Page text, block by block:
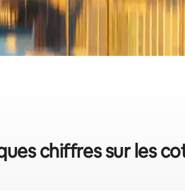
chiffres sur les